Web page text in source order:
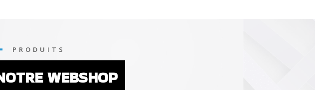
PRODUITS
WEBSHOP